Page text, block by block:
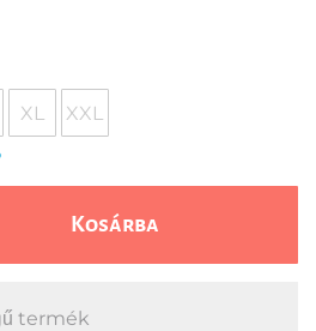
XL XXL
Kosárba
termék